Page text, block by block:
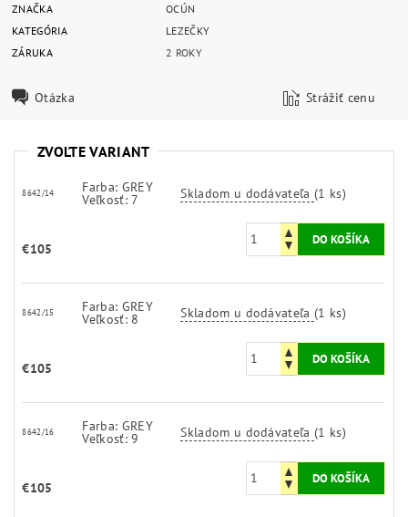
ZNAČKA
OCÚN
KATEGÓRIA
LEZEČKY
ZÁRUKA
2 ROKY
Otázka Strážiť cenu
ZVOĽTE VARIANT
8642/14 Farba: GREY
Veľkosť: 7 Skladom u dodávateľa(1 ks)
€105
8642/15 Farba: GREY
Veľkosť: 8 Skladom u dodávateľa(1 ks)
€105
8642/16 Farba: GREY
Veľkosť: 9 Skladom u dodávateľa(1 ks)
€105